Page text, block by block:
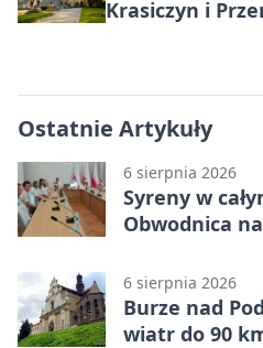
Krasiczyn i
Ostatnie Artykuły
6 sierpnia 2026
Syreny w
Obwodnica
6 sierpnia 2026
Burze nad
wiatr do 90